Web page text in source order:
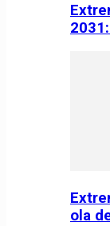
ola